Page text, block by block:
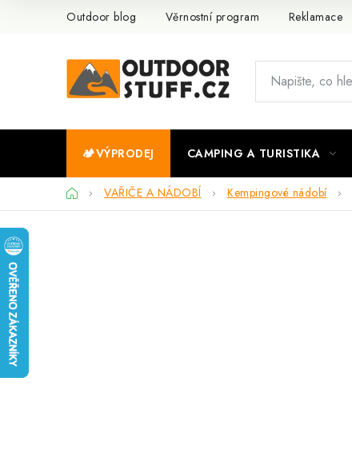
Outdoor blog Věrnostní program Reklamace
🏕️VÝPRODEJ CAMPING A TURISTIKA
DomůVAŘIČE A NÁDOBÍ Kempingové nádobí